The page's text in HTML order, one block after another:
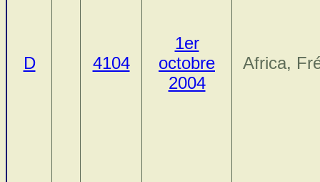
D 4104
1er
octobre
2004
Africa,